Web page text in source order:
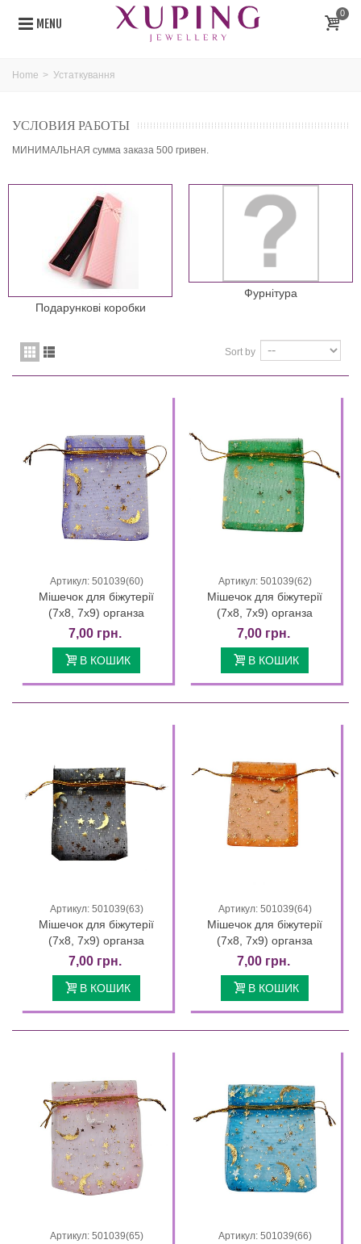
MENU
0
Home > Устаткування
УСЛОВИЯ РАБОТЫ
МИНИМАЛЬНАЯ сумма заказа 500 гривен.
Подарункові коробки
Фурнітура
Sort by
Артикул: 501039(60)
Мішечок для біжутерії
(7х8, 7х9) органза
7,00 грн.
В КОШИК
Артикул: 501039(62)
Мішечок для біжутерії
(7х8, 7х9) органза
7,00 грн.
В КОШИК
Артикул: 501039(63)
Мішечок для біжутерії
(7х8, 7х9) органза
7,00 грн.
В КОШИК
Артикул: 501039(64)
Мішечок для біжутерії
(7х8, 7х9) органза
7,00 грн.
В КОШИК
Артикул: 501039(65) Артикул: 501039(66)